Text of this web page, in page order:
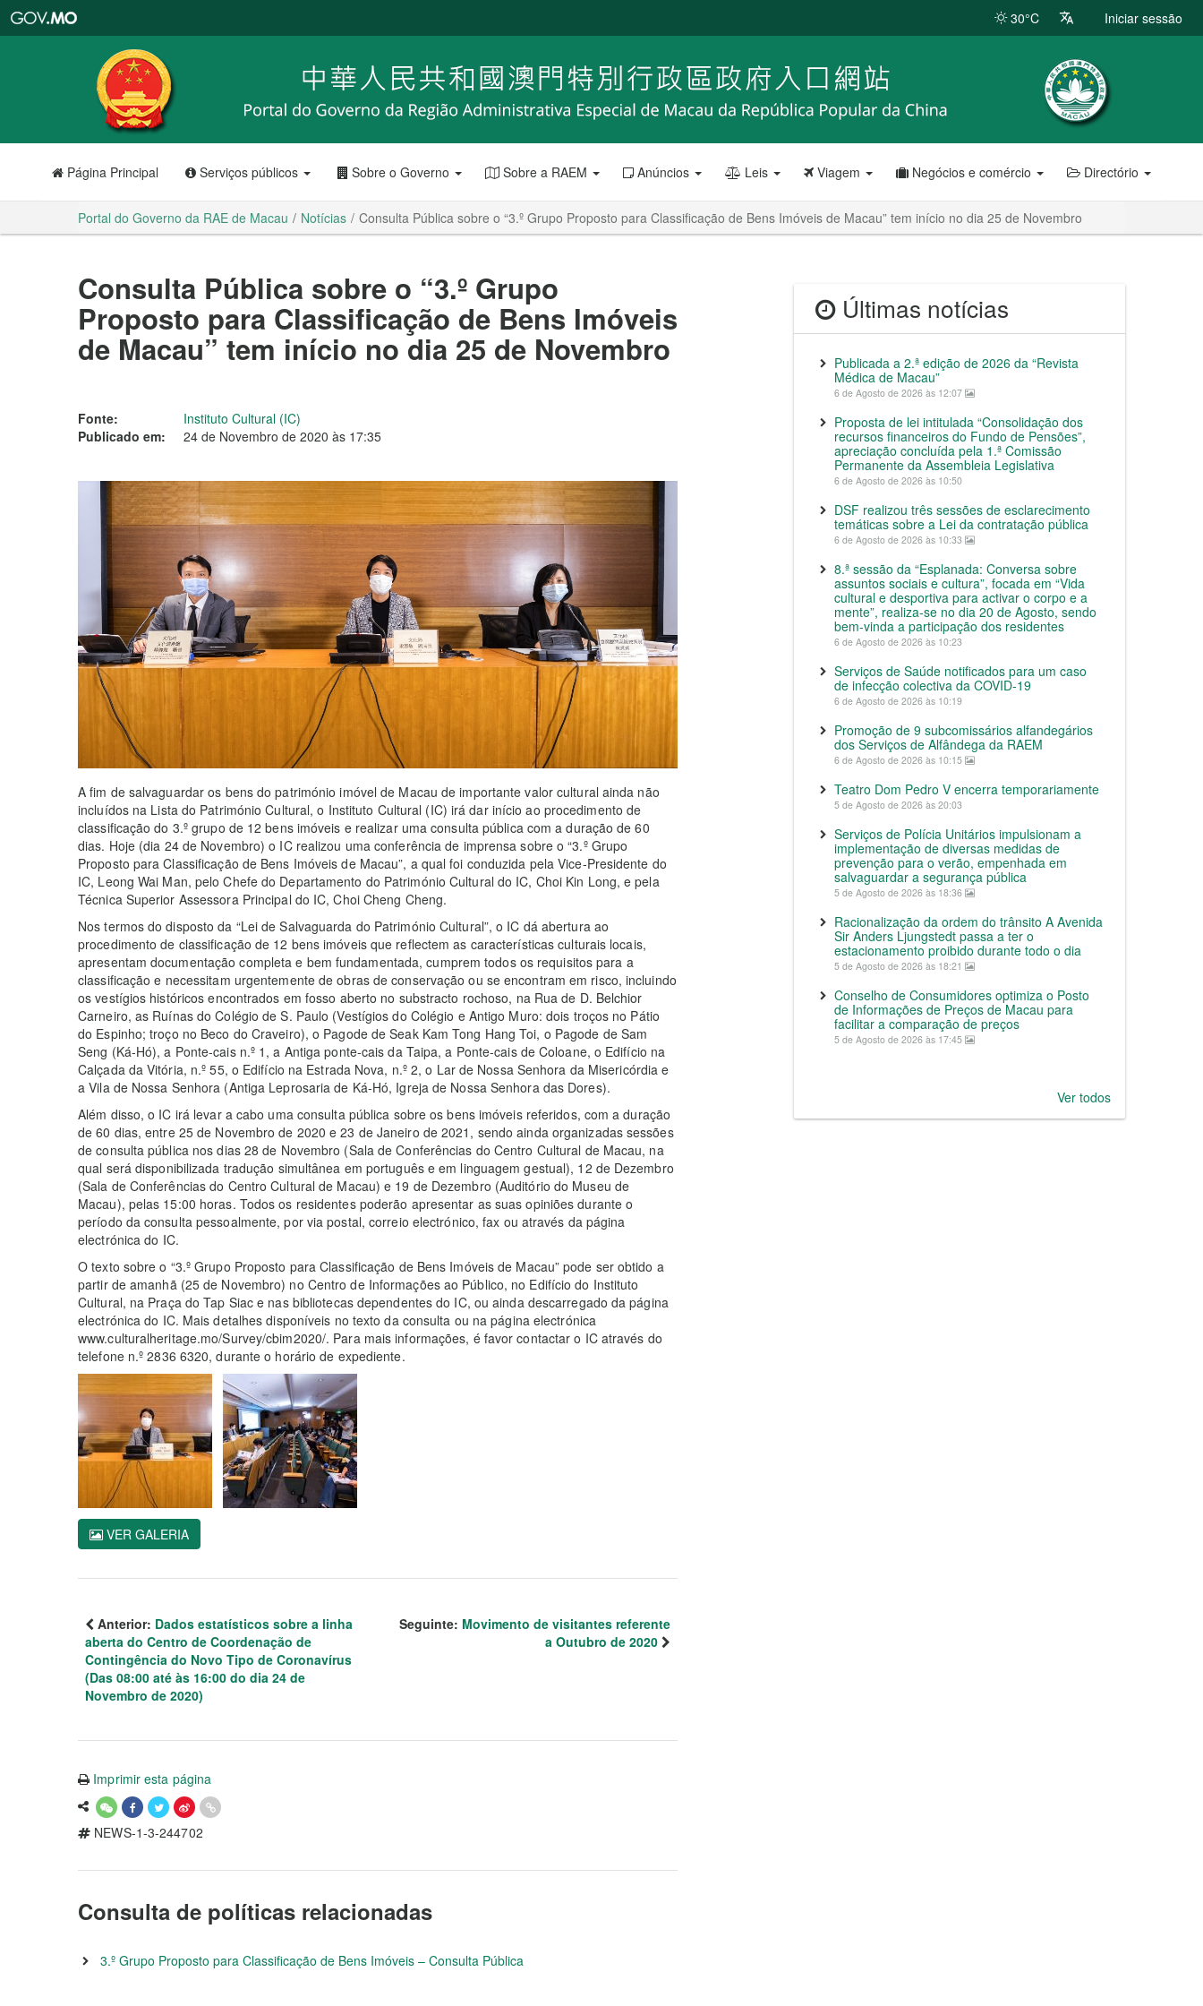
RAE
de
Macau
30°C Iniciar sessão
Página Principal Serviços públicos Sobre o Governo Sobre a RAEM Anúncios Leis Viagem Negócios e comércio Directório
Portal do Governo da RAE de Macau Notícias Consulta Pública sobre o “3.º Grupo Proposto para Classificação de Bens Imóveis de Macau” tem início no dia 25 de Novembro
Consulta Pública sobre o “3.º Grupo
Proposto para Classificação de Bens Imóveis
de Macau” tem início no dia 25 de Novembro
Fonte:
Instituto Cultural (IC)
Publicado em:
24 de Novembro de 2020 às 17:35
A fim de salvaguardar os bens do património imóvel de Macau de importante valor cultural ainda não
incluídos na Lista do Património Cultural, o Instituto Cultural (IC) irá dar início ao procedimento de
classificação do 3.º grupo de 12 bens imóveis e realizar uma consulta pública com a duração de 60
dias. Hoje (dia 24 de Novembro) o IC realizou uma conferência de imprensa sobre o “3.º Grupo
Proposto para Classificação de Bens Imóveis de Macau”, a qual foi conduzida pela Vice-Presidente do
IC, Leong Wai Man, pelo Chefe do Departamento do Património Cultural do IC, Choi Kin Long, e pela
Técnica Superior Assessora Principal do IC, Choi Cheng Cheng.
Nos termos do disposto da “Lei de Salvaguarda do Património Cultural”, o IC dá abertura ao
procedimento de classificação de 12 bens imóveis que reflectem as características culturais locais,
apresentam documentação completa e bem fundamentada, cumprem todos os requisitos para a
classificação e necessitam urgentemente de obras de conservação ou se encontram em risco, incluindo
os vestígios históricos encontrados em fosso aberto no substracto rochoso, na Rua de D. Belchior
Carneiro, as Ruínas do Colégio de S. Paulo (Vestígios do Colégio e Antigo Muro: dois troços no Pátio
do Espinho; troço no Beco do Craveiro), o Pagode de Seak Kam Tong Hang Toi, o Pagode de Sam
Seng (Ká-Hó), a Ponte-cais n.º 1, a Antiga ponte-cais da Taipa, a Ponte-cais de Coloane, o Edifício na
Calçada da Vitória, n.º 55, o Edifício na Estrada Nova, n.º 2, o Lar de Nossa Senhora da Misericórdia e
a Vila de Nossa Senhora (Antiga Leprosaria de Ká-Hó, Igreja de Nossa Senhora das Dores).
Além disso, o IC irá levar a cabo uma consulta pública sobre os bens imóveis referidos, com a duração
de 60 dias, entre 25 de Novembro de 2020 e 23 de Janeiro de 2021, sendo ainda organizadas sessões
de consulta pública nos dias 28 de Novembro (Sala de Conferências do Centro Cultural de Macau, na
qual será disponibilizada tradução simultânea em português e em linguagem gestual), 12 de Dezembro
(Sala de Conferências do Centro Cultural de Macau) e 19 de Dezembro (Auditório do Museu de
Macau), pelas 15:00 horas. Todos os residentes poderão apresentar as suas opiniões durante o
período da consulta pessoalmente, por via postal, correio electrónico, fax ou através da página
electrónica do IC.
O texto sobre o “3.º Grupo Proposto para Classificação de Bens Imóveis de Macau” pode ser obtido a
partir de amanhã (25 de Novembro) no Centro de Informações ao Público, no Edifício do Instituto
Cultural, na Praça do Tap Siac e nas bibliotecas dependentes do IC, ou ainda descarregado da página
electrónica do IC. Mais detalhes disponíveis no texto da consulta ou na página electrónica
www.culturalheritage.mo/Survey/cbim2020/. Para mais informações, é favor contactar o IC através do
telefone n.º 2836 6320, durante o horário de expediente.
VER GALERIA
Anterior: Dados estatísticos sobre a linha
aberta do Centro de Coordenação de
Contingência do Novo Tipo de Coronavírus
(Das 08:00 até às 16:00 do dia 24 de
Novembro de 2020)
Seguinte: Movimento de visitantes referente
a Outubro de 2020
Imprimir esta página
NEWS-1-3-244702
Consulta de políticas relacionadas
3.º Grupo Proposto para Classificação de Bens Imóveis – Consulta Pública
Últimas notícias
Publicada a 2.ª edição de 2026 da “Revista
Médica de Macau”
6 de Agosto de 2026 às 12:07
Proposta de lei intitulada “Consolidação dos
recursos financeiros do Fundo de Pensões”,
apreciação concluída pela 1.ª Comissão
Permanente da Assembleia Legislativa
6 de Agosto de 2026 às 10:50
DSF realizou três sessões de esclarecimento
temáticas sobre a Lei da contratação pública
6 de Agosto de 2026 às 10:33
8.ª sessão da “Esplanada: Conversa sobre
assuntos sociais e cultura”, focada em “Vida
cultural e desportiva para activar o corpo e a
mente”, realiza-se no dia 20 de Agosto, sendo
bem-vinda a participação dos residentes
6 de Agosto de 2026 às 10:23
Serviços de Saúde notificados para um caso
de infecção colectiva da COVID-19
6 de Agosto de 2026 às 10:19
Promoção de 9 subcomissários alfandegários
dos Serviços de Alfândega da RAEM
6 de Agosto de 2026 às 10:15
Teatro Dom Pedro V encerra temporariamente
5 de Agosto de 2026 às 20:03
Serviços de Polícia Unitários impulsionam a
implementação de diversas medidas de
prevenção para o verão, empenhada em
salvaguardar a segurança pública
5 de Agosto de 2026 às 18:36
Racionalização da ordem do trânsito A Avenida
Sir Anders Ljungstedt passa a ter o
estacionamento proibido durante todo o dia
5 de Agosto de 2026 às 18:21
Conselho de Consumidores optimiza o Posto
de Informações de Preços de Macau para
facilitar a comparação de preços
5 de Agosto de 2026 às 17:45
Ver todos